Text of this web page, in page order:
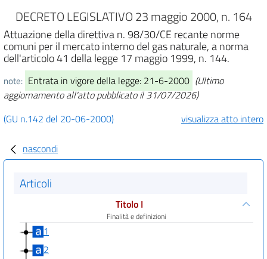
DECRETO LEGISLATIVO 23 maggio 2000, n. 164
Attuazione della direttiva n. 98/30/CE recante norme
comuni per il mercato interno del gas naturale, a norma
dell'articolo 41 della legge 17 maggio 1999, n. 144.
note: Entrata in vigore della legge: 21-6-2000 (Ultimo
aggiornamento all'atto pubblicato il 31/07/2026)
(GU n.142 del 20-06-2000)
visualizza atto intero
nascondi
Articoli
Titolo I
Finalità e definizioni
1
2